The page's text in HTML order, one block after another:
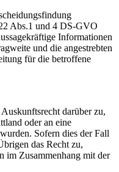
Abs.1 und 4 DS-GVO
Informationen
und die angestrebten
für die betroffene
darüber zu,
oder an eine
Sofern dies der Fall
das Recht zu,
im Zusammenhang mit der